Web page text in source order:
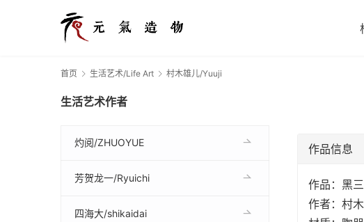
首页 生活艺术/Life Art 村木雄儿/Yuuji
作品信息
作品：黑
作者：村
生活艺术作者
灼阅/ZHUOYUE
芳贺龙一/Ryuichi
四海大/shikaidai